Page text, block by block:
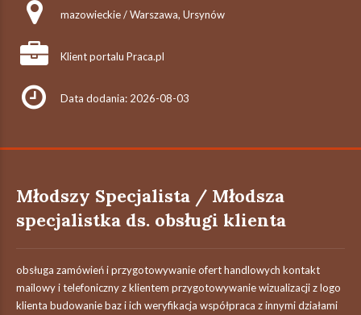
mazowieckie / Warszawa, Ursynów
Klient portalu Praca.pl
Data dodania: 2026-08-03
Młodszy Specjalista / Młodsza
specjalistka ds. obsługi klienta
obsługa zamówień i przygotowywanie ofert handlowych kontakt
mailowy i telefoniczny z klientem przygotowywanie wizualizacji z logo
klienta budowanie baz i ich weryfikacja współpraca z innymi działami